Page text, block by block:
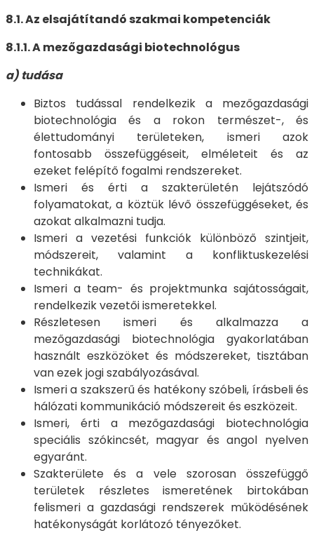
8.1. Az elsajátítandó szakmai kompetenciák
8.1.1. A mezőgazdasági biotechnológus
a) tudása
Biztos tudással rendelkezik a mezőgazdasági
biotechnológia és a rokon természet-, és
élettudományi területeken, ismeri azok
fontosabb összefüggéseit, elméleteit és az
ezeket felépítő fogalmi rendszereket.
Ismeri és érti a szakterületén lejátszódó
folyamatokat, a köztük lévő összefüggéseket, és
azokat alkalmazni tudja.
Ismeri a vezetési funkciók különböző szintjeit,
módszereit, valamint a konfliktuskezelési
technikákat.
Ismeri a team- és projektmunka sajátosságait,
rendelkezik vezetői ismeretekkel.
Részletesen ismeri és alkalmazza a
mezőgazdasági biotechnológia gyakorlatában
használt eszközöket és módszereket, tisztában
van ezek jogi szabályozásával.
Ismeri a szakszerű és hatékony szóbeli, írásbeli és
hálózati kommunikáció módszereit és eszközeit.
Ismeri, érti a mezőgazdasági biotechnológia
speciális szókincsét, magyar és angol nyelven
egyaránt.
Szakterülete és a vele szorosan összefüggő
területek részletes ismeretének birtokában
felismeri a gazdasági rendszerek működésének
hatékonyságát korlátozó tényezőket.